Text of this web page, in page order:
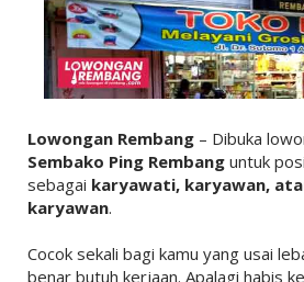
Lowongan Rembang– Dibuka
Sembako Ping Rembanguntuk
sebagai karyawati, karyawan,
karyawan.
Cocok sekali bagi kamu yang usai
benar butuh kerjaan. Apalagi habis